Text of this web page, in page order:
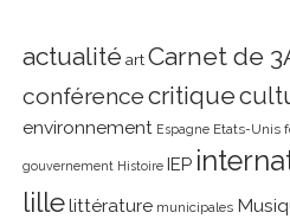
actualité art Carnet de
conférencecritique
environnement Espagne Etats-Unis
gouvernement Histoire IEP
lillelittérature municipales